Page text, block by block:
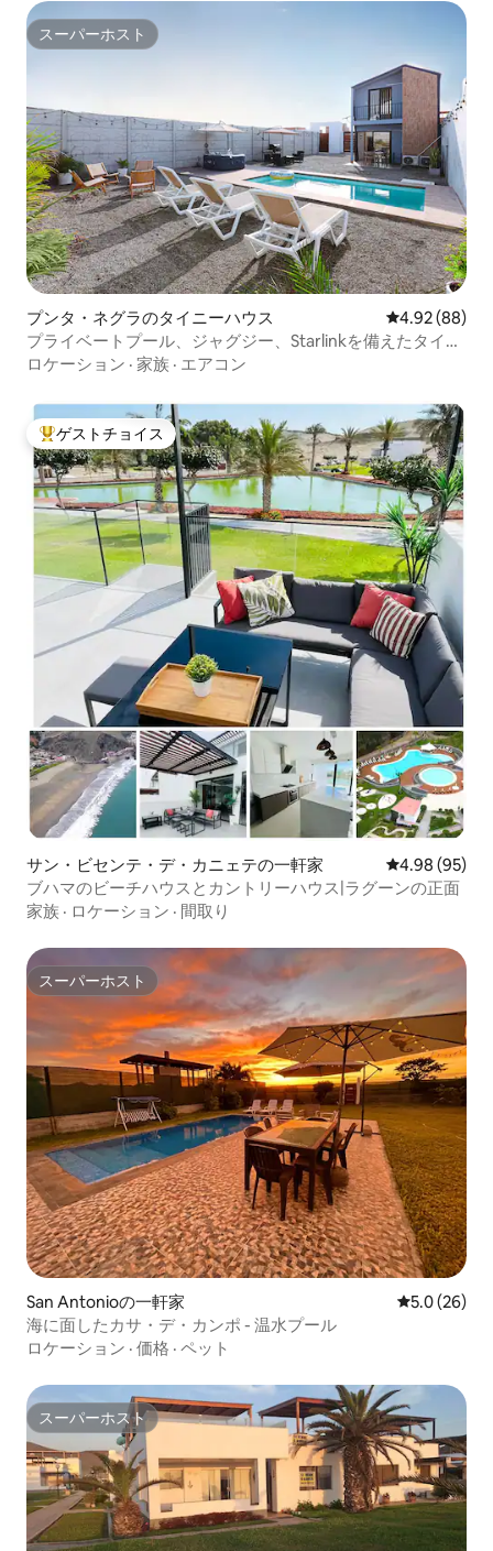
スーパーホスト
スーパーホスト
プンタ・ネグラのタイニーハウス レビュー88
4.92 (88)
プライベートプール、ジャグジー、Starlinkを備えたタイニ
ーハウス
ロケーション · 家族 · エアコン
大好評のゲストチョイスです。
ゲストチョイス
サン・ビセンテ・デ・カニェテの一軒家 レビュー95
4.98 (95)
ブハマのビーチハウスとカントリーハウス|ラグーンの正面
家族 · ロケーション · 間取り
スーパーホスト
スーパーホスト
San Antonioの一軒家 レビュー26
5.0 (26)
海に面したカサ・デ・カンポ - 温水プール
ロケーション · 価格 · ペット
スーパーホスト
スーパーホスト